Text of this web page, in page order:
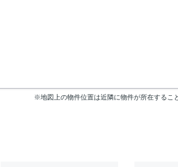
※地図上の物件位置は近隣に物件が所在するこ